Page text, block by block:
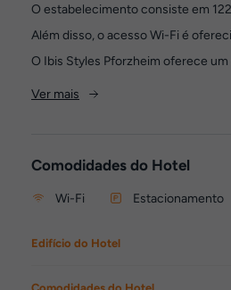
O estabelecimento consiste em
Além disso, o acesso Wi-Fi é
O Ibis Styles Pforzheim oferece
Ver mais
Comodidades do Hotel
Wi-Fi Estacionamento
Edifício do Hotel